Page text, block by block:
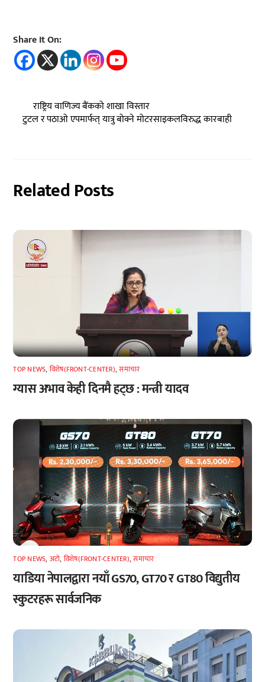
Share It On:
राष्ट्रिय वाणिज्य बैंकको शाखा विस्तार
टुटल र पठाओ एपमार्फत् यात्रु बोक्ने मोटरसाइकलविरुद्ध कारबाही
Related Posts
TOP NEWS, विशेष(FRONT-CENTER),समाचार
ग्यास अभाव केही दिनमै हट्छ : मन्त्री यादव
TOP NEWS, अटाे, विशेष(FRONT-CENTER),समाचार
याडिया नेपालद्वारा नयाँ GS70, GT70 र GT80 विद्युतीय
स्कुटरहरू सार्वजनिक